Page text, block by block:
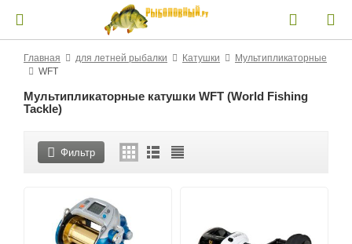
Главная для летней рыбалки Катушки
Мультипликаторные
WFT
Мультипликаторные катушки WFT (World Fishing
Tackle)
Фильтр